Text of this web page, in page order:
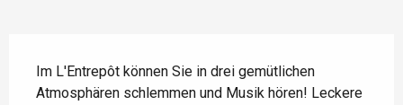
Im L'Entrepôt können Sie in drei gemütlichen
Atmosphären schlemmen und Musik hören! Leckere